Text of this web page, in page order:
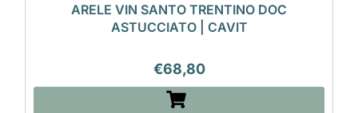
ARELE VIN SANTO TRENTINO DOC
ASTUCCIATO | CAVIT
€68,80